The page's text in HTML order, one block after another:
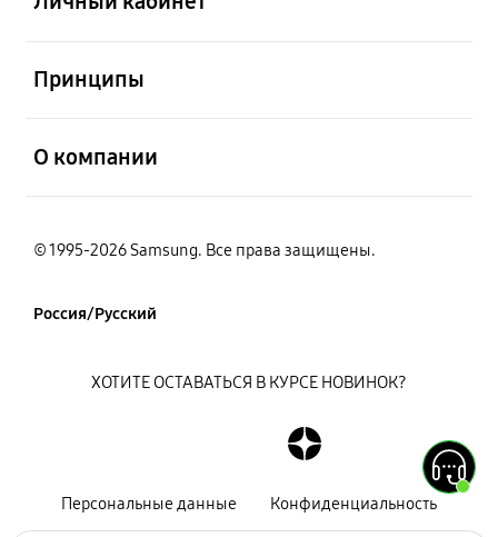
Принципы
О компании
© 1995-2026 Samsung. Все права защищены.
Россия/Русский
Персональные данные Конфиденциальность
ХОТИТЕ ОСТАВАТЬСЯ В КУРСЕ НОВИНОК?